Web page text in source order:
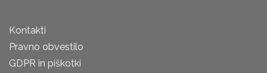
Kontakti
Pravno obvestilo
GDPR in piškotki